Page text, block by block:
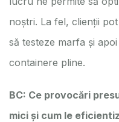
noștri. La fel, clienții
să testeze marfa și
containere pline.
BC: Ce provocări
mici și cum le